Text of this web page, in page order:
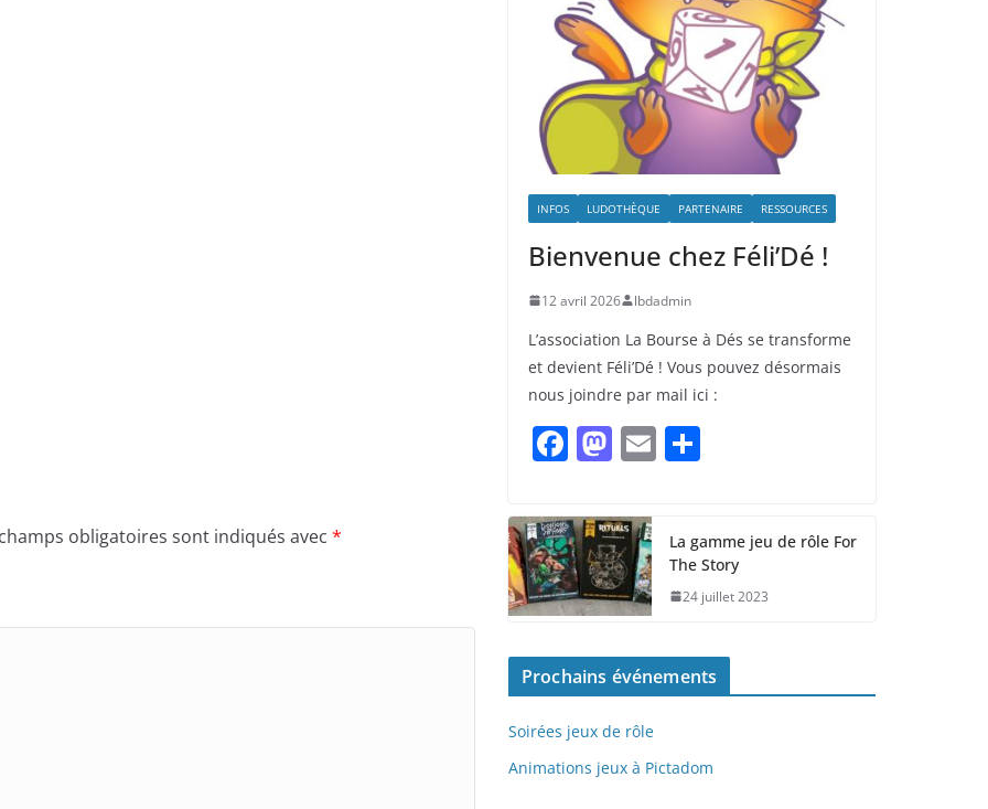
obligatoires sont indiqués avec *
INFOS LUDOTHÈQUE PARTENAIRE RESSOURCES
Bienvenue chez Féli’Dé !
12 avril 2026 lbdadmin
L’association La Bourse à Dés se transforme
et devient Féli’Dé ! Vous pouvez désormais
nous joindre par mail ici :
F
a
c
e
b
o
o
k
M
a
st
o
d
o
n
E
m
g
er
La gamme jeu de rôle For
The Story
24 juillet 2023
Prochains événements
Soirées jeux de rôle
Animations jeux à Pictadom